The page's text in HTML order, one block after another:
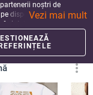
noștri de
dispozitivul dvs. în
în orice moment
multe informații, vă
.
Vezi mai mult